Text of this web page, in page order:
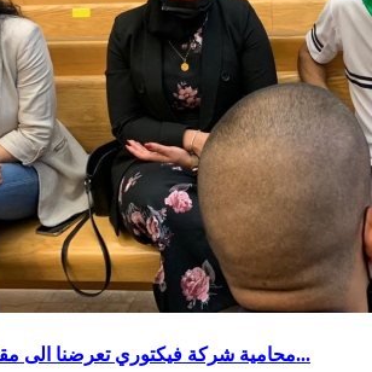
محامية شركة فيكتوري تعرضنا الى مقاطعة وخسارة كبيرة...